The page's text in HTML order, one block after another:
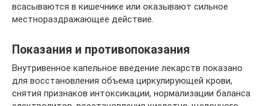
всасываются в кишечнике или оказывают сильное
местнораздражающее действие.
Показания и противопоказания
Внутривенное капельное введение лекарств показано
для восстановления объема циркулирующей крови,
снятия признаков интоксикации, нормализации баланса